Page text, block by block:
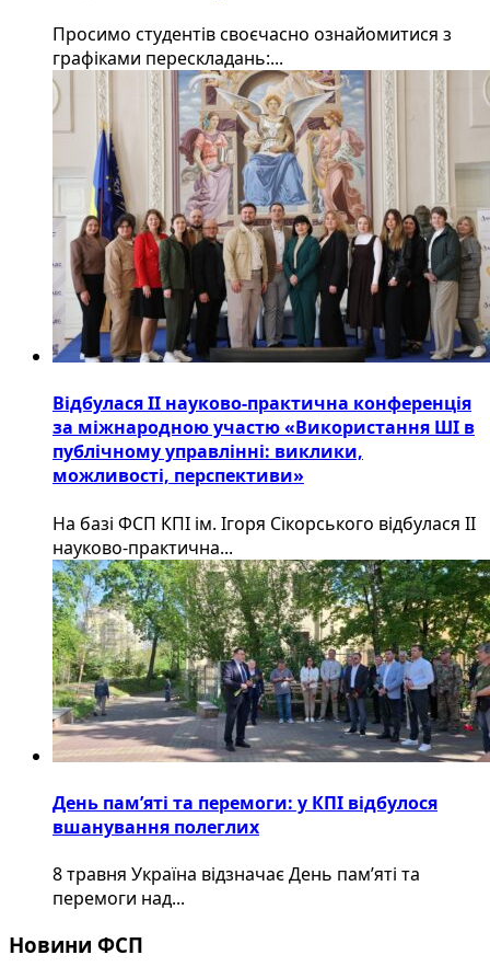
Просимо студентів своєчасно ознайомитися з
графіками перескладань:...
Відбулася ІІ науково-практична конференція
за міжнародною участю «Використання ШІ в
публічному управлінні: виклики,
можливості, перспективи»
На базі ФСП КПІ ім. Ігоря Сікорського відбулася ІІ
науково-практична...
День пам’яті та перемоги: у КПІ відбулося
вшанування полеглих
8 травня Україна відзначає День пам’яті та
перемоги над...
Новини ФСП